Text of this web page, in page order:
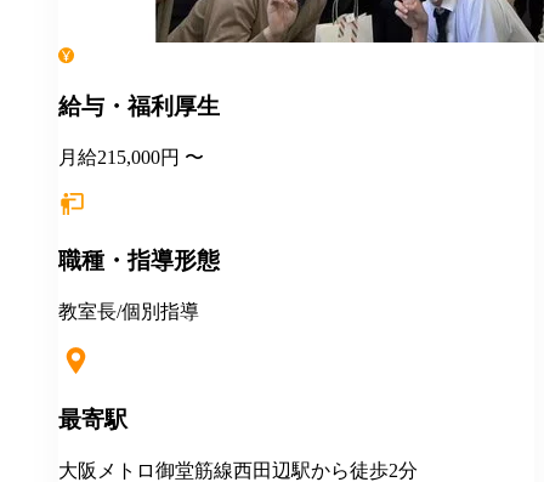
給与・福利厚生
月給215,000円 〜
職種・指導形態
教室長/個別指導
最寄駅
大阪メトロ御堂筋線西田辺駅から徒歩2分